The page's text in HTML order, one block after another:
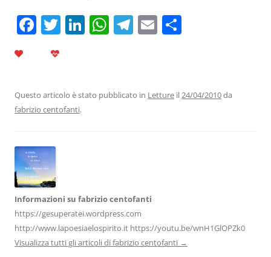
F
b
o
o
k
T Li
dI
W
A
T
a
E
vi
Questo articolo è stato pubblicato in Letture il24/04/2010da
fabrizio centofanti.
Informazioni su fabrizio centofanti
https://gesuperatei.wordpress.com
http://www.lapoesiaelospirito.it https://youtu.be/wnH1GlOPZk0
Visualizza tutti gli articoli di fabrizio centofanti →